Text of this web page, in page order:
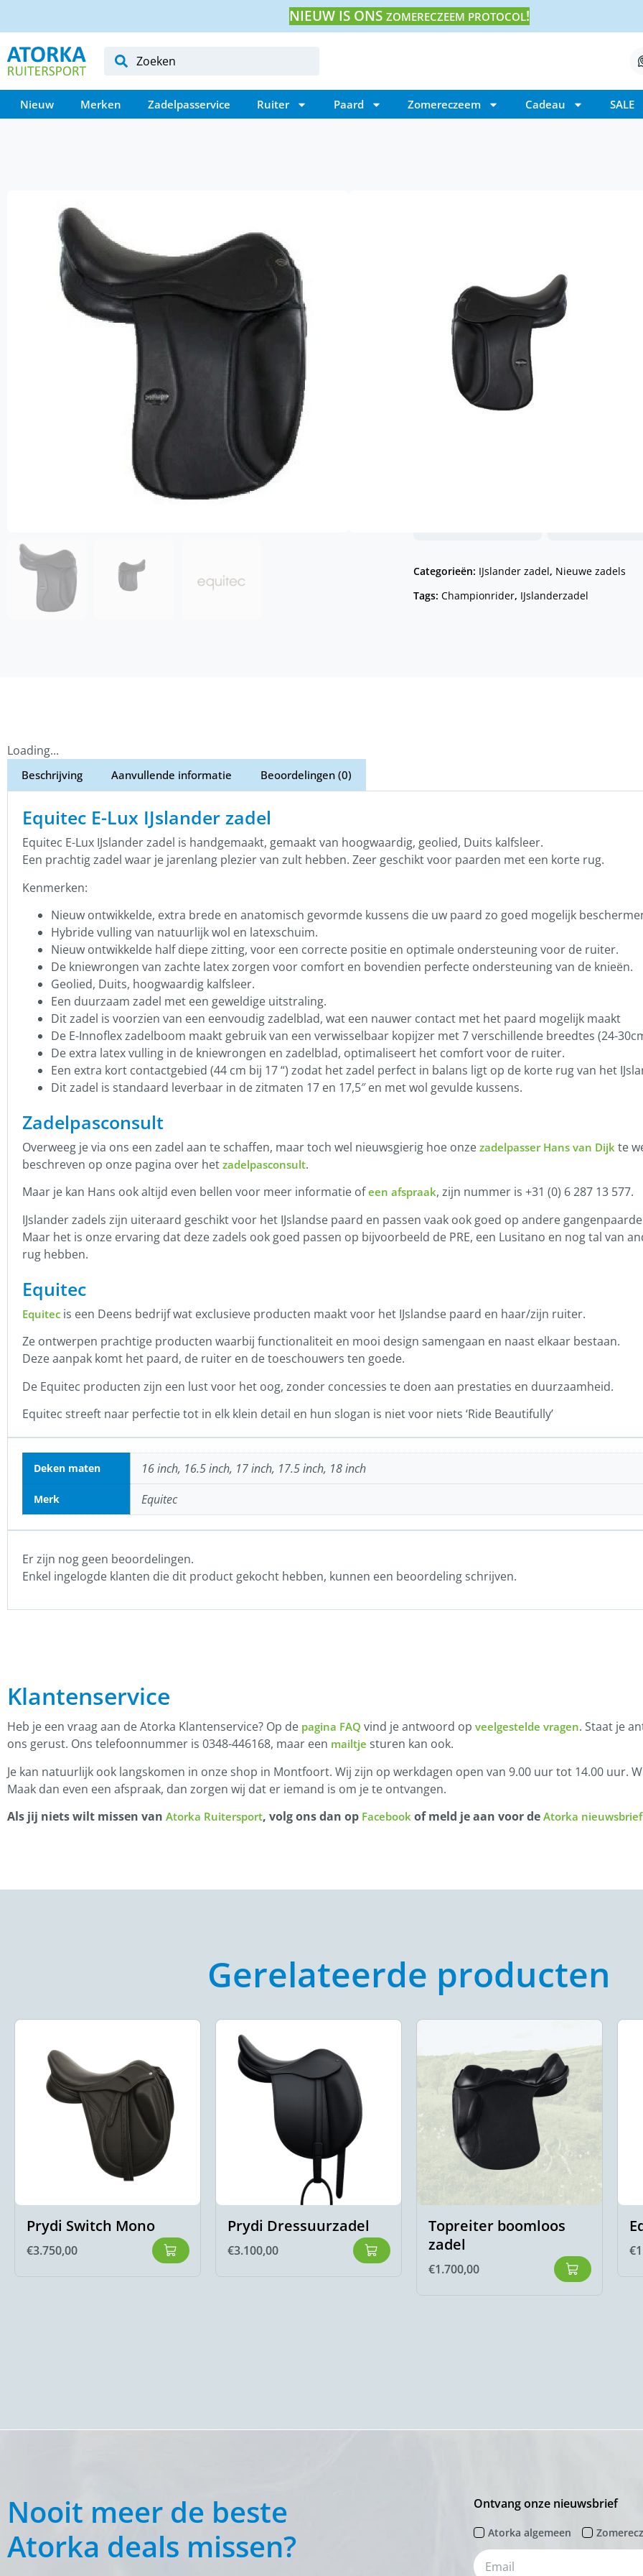
NIEUW IS ONS ZOMERECZEEM PROTOCOL!
Nieuw Merken Zadelpasservice Ruiter Paard Zomereczeem Cadeau SALE
Equitec E-Lux IJslander zadel is
Gemaakt van hoogwaardig, geolied,
Zeer geschikt voor paarden met
Een prachtig zadel waar je
Voor meer informatie, neem
gediplomeerde zadelpasser.
Categorieën: IJslander zadel, Nieuwe zadels
Tags: Championrider, IJslanderzadel
Loading...
Beschrijving Aanvullende informatie Beoordelingen (0)
Equitec E-Lux IJslander zadel
Equitec E-Lux IJslander zadel is handgemaakt, gemaakt van hoogwaardig, geolied, Duits kalfsleer.
Een prachtig zadel waar je jarenlang plezier van zult hebben. Zeer geschikt voor paarden met een korte rug.
Kenmerken:
Nieuw ontwikkelde, extra brede en anatomisch gevormde kussens die uw paard zo goed mogelijk
Hybride vulling van natuurlijk wol en latexschuim.
Nieuw ontwikkelde half diepe zitting, voor een correcte positie en optimale ondersteuning voor de ruiter.
De kniewrongen van zachte latex zorgen voor comfort en bovendien perfecte ondersteuning van de knieën.
Geolied, Duits, hoogwaardig kalfsleer.
Een duurzaam zadel met een geweldige uitstraling.
Dit zadel is voorzien van een eenvoudig zadelblad, wat een nauwer contact met het paard mogelijk maakt
De E-Innoflex zadelboom maakt gebruik van een verwisselbaar kopijzer met 7 verschillende breedtes (24-
De extra latex vulling in de kniewrongen en zadelblad, optimaliseert het comfort voor de ruiter.
Een extra kort contactgebied (44 cm bij 17 “) zodat het zadel perfect in balans ligt op de korte rug van het
Dit zadel is standaard leverbaar in de zitmaten 17 en 17,5″ en met wol gevulde kussens.
Zadelpasconsult
Overweeg je via ons een zadel aan te schaffen, maar toch wel nieuwsgierig hoe onze zadelpasser Hans van Dijk te
beschreven op onze pagina over het zadelpasconsult.
Maar je kan Hans ook altijd even bellen voor meer informatie ofeen afspraak, zijn nummer is +31 (0) 6 287 13 577.
IJslander zadels zijn uiteraard geschikt voor het IJslandse paard en passen vaak ook goed op andere
Maar het is onze ervaring dat deze zadels ook goed passen op bijvoorbeeld de PRE, een Lusitano en nog tal van
rug hebben.
Equitec
Equitec is een Deens bedrijf wat exclusieve producten maakt voor het IJslandse paard en haar/zijn ruiter.
Ze ontwerpen prachtige producten waarbij functionaliteit en mooi design samengaan en naast elkaar bestaan.
Deze aanpak komt het paard, de ruiter en de toeschouwers ten goede.
De Equitec producten zijn een lust voor het oog, zonder concessies te doen aan prestaties en duurzaamheid.
Equitec streeft naar perfectie tot in elk klein detail en hun slogan is niet voor niets ‘Ride Beautifully’
Deken maten 16 inch, 16.5 inch, 17 inch, 17.5 inch, 18 inch
Merk Equitec
Er zijn nog geen beoordelingen.
Enkel ingelogde klanten die dit product gekocht hebben, kunnen een beoordeling schrijven.
Klantenservice
Heb je een vraag aan de Atorka Klantenservice? Op de pagina FAQ vind je antwoord op veelgestelde vragen. Staat je
ons gerust. Ons telefoonnummer is 0348-446168, maar een mailtje sturen kan ook.
Je kan natuurlijk ook langskomen in onze shop in Montfoort. Wij zijn op werkdagen open van 9.00 uur tot 14.00 uur.
Maak dan even een afspraak, dan zorgen wij dat er iemand is om je te ontvangen.
Als jij niets wilt missen van Atorka Ruitersport, volg ons dan op Facebook of meld je aan voor de Atorka nieuwsbrief
Gerelateerde producten
Prydi Switch Mono
€3.750,00
Prydi Dressuurzadel
€3.100,00
Topreiter boomloos
zadel
€1.700,00
€
Nooit meer de beste
Atorka deals missen?
Ontvang onze nieuwsbrief
Atorka algemeen